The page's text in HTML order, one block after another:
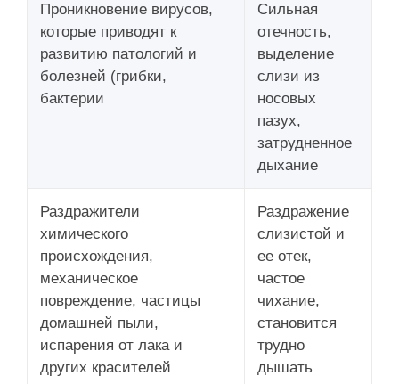
Проникновение вирусов,
которые приводят к
развитию патологий и
болезней (грибки,
бактерии
Сильная
отечность,
выделение
слизи из
носовых
пазух,
затрудненное
дыхание
Раздражители
химического
происхождения,
механическое
повреждение, частицы
домашней пыли,
испарения от лака и
других красителей
Раздражение
слизистой и
ее отек,
частое
чихание,
становится
трудно
дышать